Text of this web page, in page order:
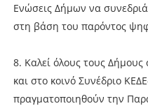
Ενώσεις Δήμων να
στη βάση του παρόντος
8. Καλεί όλους τους Δήμους
και στο κοινό Συνέδριο
πραγματοποιηθούν την